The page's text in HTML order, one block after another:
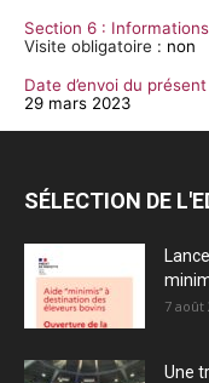
Section 6 :
Visite obligatoire : non
Date d’envoi du
29 mars 2023
SÉLECTION DE
7 août
Une